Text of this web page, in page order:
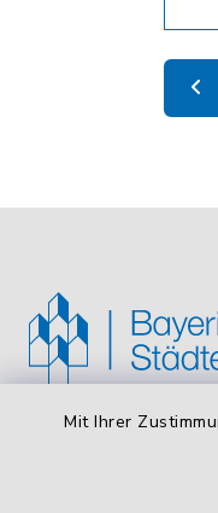
Mit Ihrer